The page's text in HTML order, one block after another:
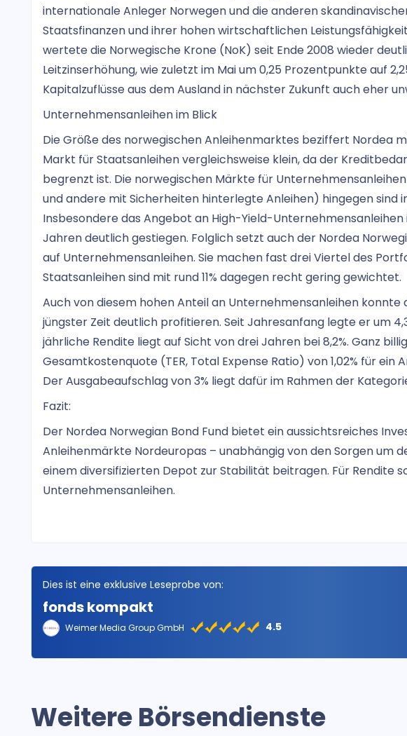
internationale Anleger Norwegen und die anderen
Staatsfinanzen und ihrer hohen wirtschaftlichen
wertete die Norwegische Krone (NoK) seit Ende 2008 wieder
Leitzinserhöhung, wie zuletzt im Mai um 0,25 Prozentpunkte auf
Kapitalzuflüsse aus dem Ausland in nächster Zukunft auch eher
Unternehmensanleihen im Blick
Die Größe des norwegischen Anleihenmarktes beziffert Nordea
Markt für Staatsanleihen vergleichsweise klein, da der
begrenzt ist. Die norwegischen Märkte für
und andere mit Sicherheiten hinterlegte Anleihen) hingegen sind
Insbesondere das Angebot an High-Yield-
Jahren deutlich gestiegen. Folglich setzt auch der Nordea
auf Unternehmensanleihen. Sie machen fast drei Viertel des
Staatsanleihen sind mit rund 11% dagegen recht gering gewichtet.
Auch von diesem hohen Anteil an Unternehmensanleihen konnte
jüngster Zeit deutlich profitieren. Seit Jahresanfang legte er um
jährliche Rendite liegt auf Sicht von drei Jahren bei 8,2%. Ganz
Gesamtkostenquote (TER, Total Expense Ratio) von 1,02% für
Der Ausgabeaufschlag von 3% liegt dafür im Rahmen der
Fazit:
Der Nordea Norwegian Bond Fund bietet ein aussichtsreiches
Anleihenmärkte Nordeuropas – unabhängig von den Sorgen um
einem diversifizierten Depot zur Stabilität beitragen. Für Rendite
Unternehmensanleihen.
Dies ist eine exklusive Leseprobe von:
fonds kompakt
Weimer Media Group GmbH 4.5
Weitere Börsendienste